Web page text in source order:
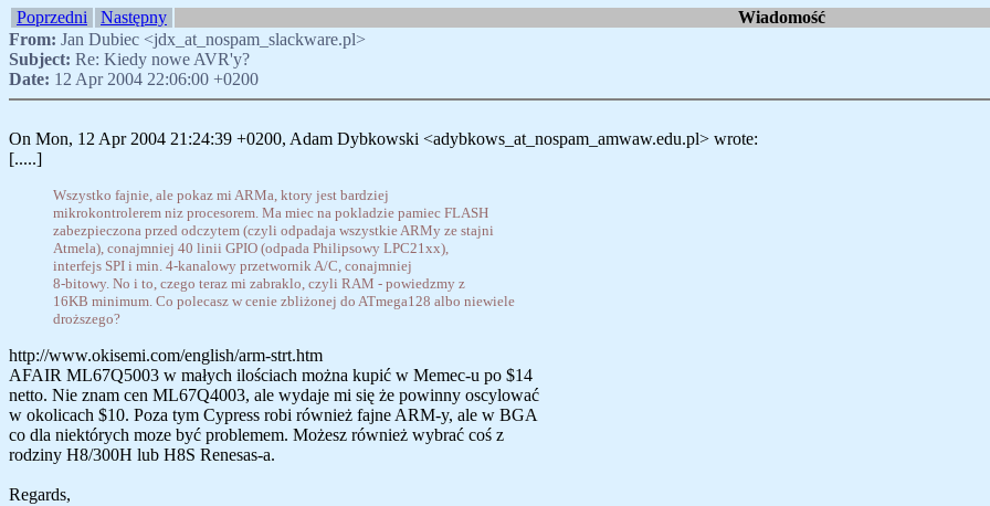
Poprzedni Następny Wiadomość
From: Jan Dubiec <jdx_at_nospam_slackware.pl>
Subject: Re: Kiedy nowe AVR'y?
Date: 12 Apr 2004 22:06:00 +0200
On Mon, 12 Apr 2004 21:24:39 +0200, Adam Dybkowski <adybkows_at_nospam_amwaw.edu.pl> wrote:
[.....]
Wszystko fajnie, ale pokaz mi ARMa, ktory jest bardziej
mikrokontrolerem niz procesorem. Ma miec na pokladzie pamiec FLASH
zabezpieczona przed odczytem (czyli odpadaja wszystkie ARMy ze stajni
Atmela), conajmniej 40 linii GPIO (odpada Philipsowy LPC21xx),
interfejs SPI i min. 4-kanalowy przetwornik A/C, conajmniej
8-bitowy. No i to, czego teraz mi zabraklo, czyli RAM - powiedzmy z
16KB minimum. Co polecasz w cenie zbliżonej do ATmega128 albo niewiele
droższego?
http://www.okisemi.com/english/arm-strt.htm
AFAIR ML67Q5003 w małych ilościach można kupić w Memec-u po $14
netto. Nie znam cen ML67Q4003, ale wydaje mi się że powinny oscylować
w okolicach $10. Poza tym Cypress robi również fajne ARM-y, ale w BGA
co dla niektórych moze być problemem. Możesz również wybrać coś z
rodziny H8/300H lub H8S Renesas-a.
Regards,